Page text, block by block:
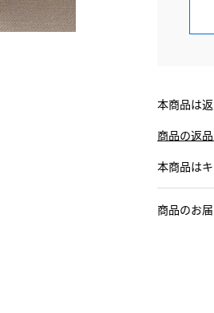
本商品は
商品の返
本商品は
商品のお